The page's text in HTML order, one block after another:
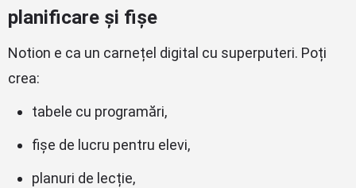
planificare și fișe
Notion e ca un carnețel digital cu superputeri. Poți
crea:
tabele cu programări,
fișe de lucru pentru elevi,
planuri de lecție,